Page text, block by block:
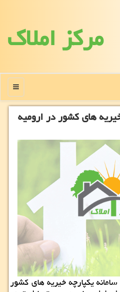
مركز املاك
منو
های كشور در ارومیه
یكپارچه خیریه های كشور